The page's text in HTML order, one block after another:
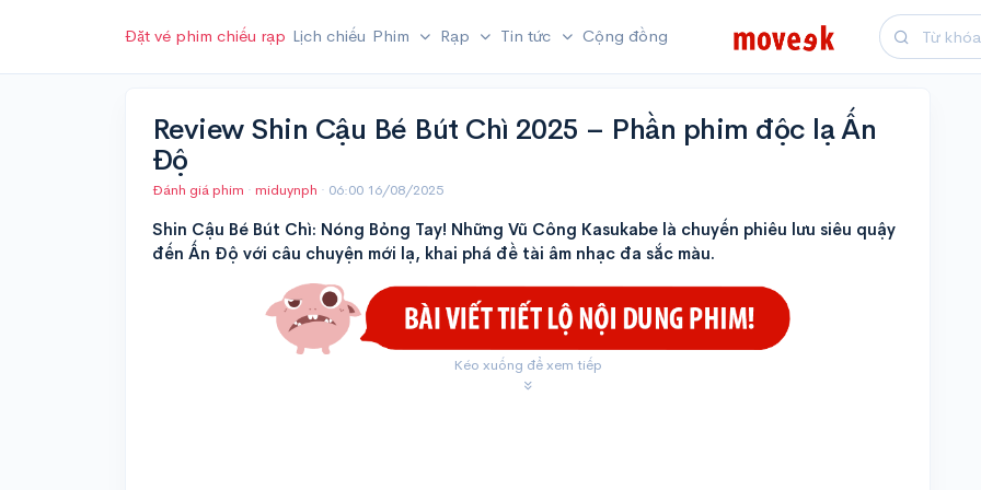
Đặt vé phim chiếu rạp Lịch chiếu Phim Rạp Tin tức Cộng đồng
Review Shin Cậu Bé Bút Chì 2025 – Phần phim độc lạ Ấn
Độ
Đánh giá phim · miduynph · 06:00 16/08/2025
Shin Cậu Bé Bút Chì: Nóng Bỏng Tay! Những Vũ Công Kasukabe là chuyến phiêu lưu siêu quậy
đến Ấn Độ với câu chuyện mới lạ, khai phá đề tài âm nhạc đa sắc màu.
Kéo xuống để xem tiếp